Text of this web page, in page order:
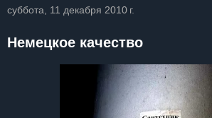
суббота, 11 декабря 2010 г.
Немецкое качество